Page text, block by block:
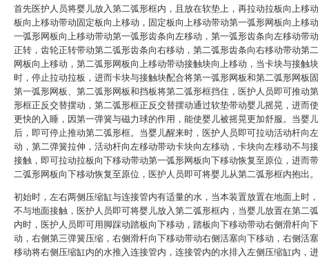
首先医护人员将婴儿放入第二弧形框内，且放在软垫上，再拉动拉板向上移
板向上移动带动固定板向上移动，固定板向上移动带动第一弧形网板向上移
一弧形网板向上移动带动第一弧形齿条向左移动，第一弧形齿条向左移动带
正转，齿轮正转带动第二弧形齿条向右移动，第二弧形齿条向右移动带动第
网板向上移动，第二弧形网板向上移动带动接触块向上移动，当卡块与接触
时，停止拉动拉板，进而卡块与接触块配合将第一弧形网板和第二弧形网板固
第一弧形网板、第二弧形网板和挡板将第二弧形框挡住，医护人员即可推动
形框正反交替摆动，第二弧形框正反交替摆动通过软垫带动婴儿摇晃，进而
更快的入睡，因第一弹簧与磁力球的作用，能使婴儿被摇晃更加舒服。当婴
后，即可停止推动第二弧形框。当婴儿醒来时，医护人员即可拉动活动杆向
动，第二弹簧拉伸，活动杆向左移动带动卡块向左移动，卡块向左移动不与
接触，即可拉动拉板向下移动带动第一弧形网板向下移动恢复至原位，进而
二弧形网板向下移动恢复至原位，医护人员即可将婴儿从第二弧形框内抱出。
初始时，左右两侧压缩缸与连接管内有适量的水，当本装置放置在地面上时
不与地面接触，医护人员即可将婴儿放入第二弧形框内，当婴儿放置在第二
内时，医护人员即可用脚踩动踏板向下移动，踏板向下移动带动右侧滑杆向
动，右侧第三弹簧压缩，右侧滑杆向下移动带动右侧活塞向下移动，右侧活
移动将右侧压缩缸内的水推入连接管内，连接管内的水排入左侧压缩缸内，